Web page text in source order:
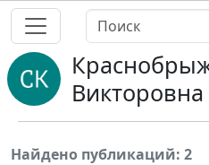
Викторовна
Найдено публикаций: 2